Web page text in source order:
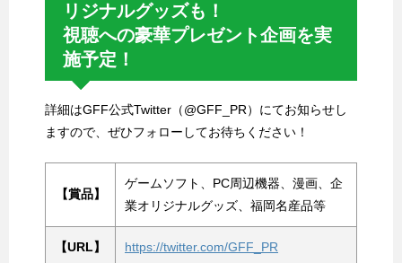
リジナルグッズも！
視聴への豪華プレゼント企画を実
施予定！
詳細はGFF公式Twitter（@GFF_PR）にてお知らせし
ますので、ぜひフォローしてお待ちください！
【賞品】
ゲームソフト、PC周辺機器、漫画、企
業オリジナルグッズ、福岡名産品等
【URL】 https://twitter.com/GFF_PR